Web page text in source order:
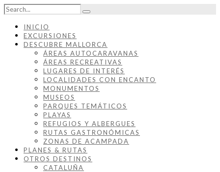
INICIO
EXCURSIONES
DESCUBRE MALLORCA
ÁREAS AUTOCARAVANAS
ÁREAS RECREATIVAS
LUGARES DE INTERÉS
LOCALIDADES CON ENCANTO
MONUMENTOS
MUSEOS
PARQUES TEMÁTICOS
PLAYAS
REFUGIOS Y ALBERGUES
RUTAS GASTRONÓMICAS
ZONAS DE ACAMPADA
PLANES & RUTAS
OTROS DESTINOS
CATALUÑA